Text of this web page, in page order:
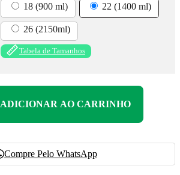
18 (900 ml)
22 (1400 ml)
26 (2150ml)
Tabela de Tamanhos
ADICIONAR AO CARRINHO
Compre Pelo WhatsApp